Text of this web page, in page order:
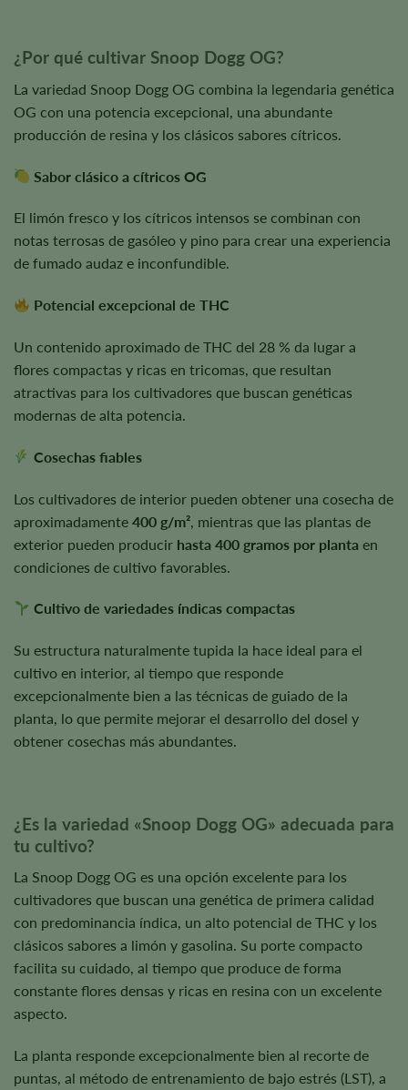
¿Por qué cultivar Snoop Dogg OG?
La variedad Snoop Dogg OG combina la legendaria genética
OG con una potencia excepcional, una abundante
producción de resina y los clásicos sabores cítricos.
Sabor clásico a cítricos OG
El limón fresco y los cítricos intensos se combinan con
notas terrosas de gasóleo y pino para crear una experiencia
de fumado audaz e inconfundible.
Potencial excepcional de THC
Un contenido aproximado de THC del 28 % da lugar a
flores compactas y ricas en tricomas, que resultan
atractivas para los cultivadores que buscan genéticas
modernas de alta potencia.
Cosechas fiables
Los cultivadores de interior pueden obtener una cosecha de
aproximadamente 400 g/m² , mientras que las plantas de
exterior pueden producir hasta 400 gramos por planta en
condiciones de cultivo favorables.
Cultivo de variedades índicas compactas
Su estructura naturalmente tupida la hace ideal para el
cultivo en interior, al tiempo que responde
excepcionalmente bien a las técnicas de guiado de la
planta, lo que permite mejorar el desarrollo del dosel y
obtener cosechas más abundantes.
¿Es la variedad «Snoop Dogg OG» adecuada para
tu cultivo?
La Snoop Dogg OG es una opción excelente para los
cultivadores que buscan una genética de primera calidad
con predominancia índica, un alto potencial de THC y los
clásicos sabores a limón y gasolina. Su porte compacto
facilita su cuidado, al tiempo que produce de forma
constante flores densas y ricas en resina con un excelente
aspecto.
La planta responde excepcionalmente bien al recorte de
puntas, al método de entrenamiento de bajo estrés (LST), a